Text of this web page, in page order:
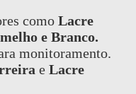
como Lacre
e Branco.
monitoramento.
e Lacre